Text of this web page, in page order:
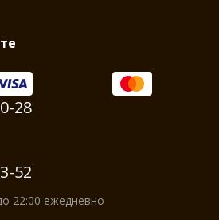
28
52
22:00 ежедневно